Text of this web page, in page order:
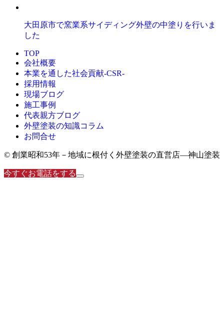
大田原市で窯業系サイディング外壁の中塗りを行いま
した
TOP
会社概要
本業を通した社会貢献-CSR-
採用情報
現場ブログ
施工事例
代表親方ブログ
外壁塗装の知識コラム
お問合せ
© 創業昭和53年－地域に根付く外壁塗装の直営店―神山塗装
今すぐお電話をする